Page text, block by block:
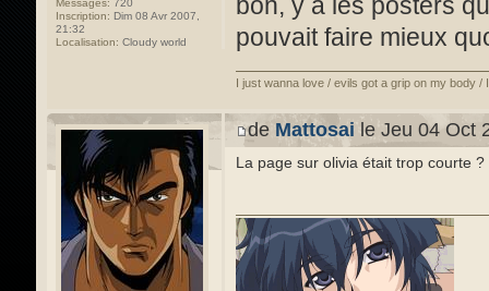
Messages: 720
Inscription: Dim 08 Avr 2007,
21:32
Localisation: Cloudy world
pouvait faire mieux
I just wanna love / evils got a grip on my body
de Mattosai le Jeu 04 Oct
La page sur olivia était trop courte ?